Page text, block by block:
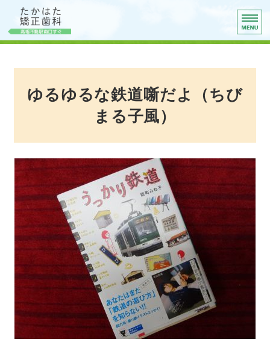
たかはた矯正歯
アクセス
ゆるゆるな鉄道噺だよ（ちび
まる子風）